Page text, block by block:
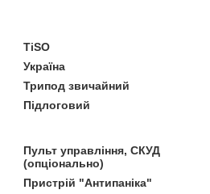
TiSO
Україна
Трипод звичайний
Підлоговий
Пульт управління, СКУД
(опціонально)
Пристрій "Антипаніка"